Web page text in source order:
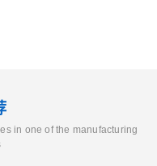
in one of the manufacturing